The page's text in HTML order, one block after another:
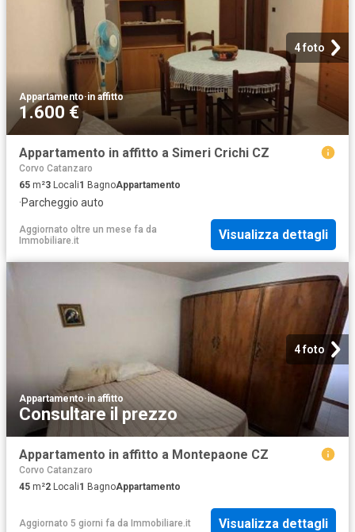
4 foto
Appartamento·in affitto
1.600 €
Appartamento in affitto a Simeri Crichi CZ
Corvo Catanzaro
65 m²3 Locali1 BagnoAppartamento
·Parcheggio auto
Aggiornato oltre un mese fa da
Immobiliare.it
Visualizza dettagli
4 foto
Appartamento·in affitto
Consultare il prezzo
Appartamento in affitto a Montepaone CZ
Corvo Catanzaro
45 m²2 Locali1 BagnoAppartamento
Aggiornato 5 giorni fa da Immobiliare.it Visualizza dettagli